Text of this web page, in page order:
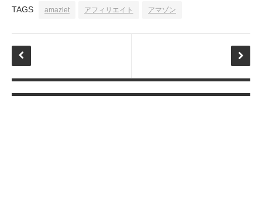
TAGS amazlet アフィリエイト アマゾン